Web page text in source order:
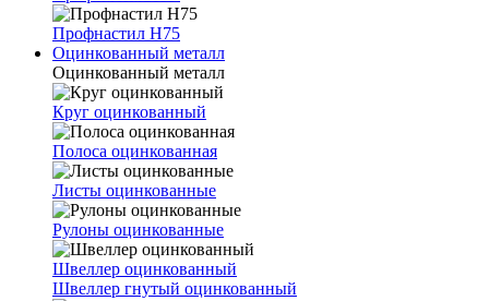
Профнастил Н75
Оцинкованный металл
Оцинкованный металл
Круг оцинкованный
Полоса оцинкованная
Листы оцинкованные
Рулоны оцинкованные
Швеллер оцинкованный
Швеллер гнутый оцинкованный